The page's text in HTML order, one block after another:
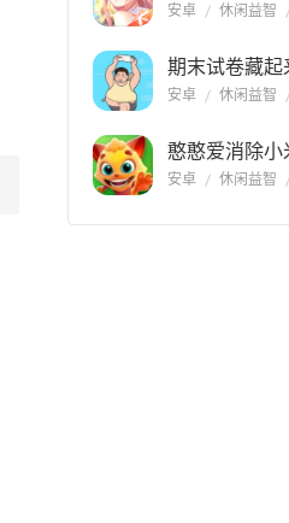
安卓 休闲益智
期末试卷藏起
安卓 休闲益智
憨憨爱消除小
安卓 休闲益智